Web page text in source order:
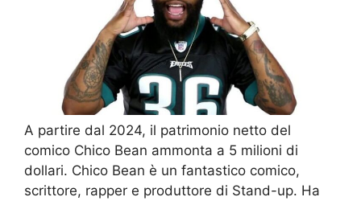
A partire dal 2024, il patrimonio netto del
comico Chico Bean ammonta a 5 milioni di
dollari. Chico Bean è un fantastico comico,
scrittore, rapper e produttore di Stand-up. Ha